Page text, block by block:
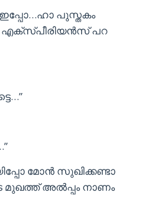
പുസ്തകം
എക്സ്പീരിയൻസ് പറ
മോൻ സുഖിക്കണ്ടാ
മുഖത്ത് അൽപ്പം നാണം